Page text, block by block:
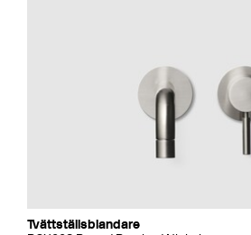
Tvättställsblandare